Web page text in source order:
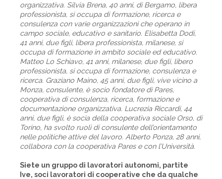
organizzativa. Silvia Brena, 40 anni, di Bergamo, libera
professionista, si occupa di formazione, ricerca e
consulenza con varie organizzazioni che operano in
campo sociale, educativo e sanitario. Elisabetta Dodi,
41 anni, due figli, libera professionista, milanese, si
occupa di formazione in ambito sociale ed educativo.
Matteo Lo Schiavo, 41 anni, milanese, due figli, libero
professionista, si occupa di formazione, consulenza e
ricerca. Graziano Maino, 45 anni, due figli, vive vicino a
Monza, consulente, è socio fondatore di Pares,
cooperativa di consulenza, ricerca, formazione e
documentazione organizzativa. Lucrezia Riccardi, 44
anni, due figli, è socia della cooperativa sociale Orso, di
Torino, ha svolto ruoli di consulente dell’orientamento
nelle politiche attive del lavoro. Alberto Ponza, 28 anni,
collabora con la cooperativa Pares e con l’Università.
Siete un gruppo di lavoratori autonomi, partite
Ive, soci lavoratori di cooperative che da qualche